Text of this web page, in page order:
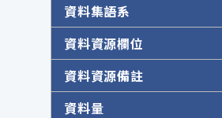
資料集語系
資料資源欄位
資料資源備註
資料量